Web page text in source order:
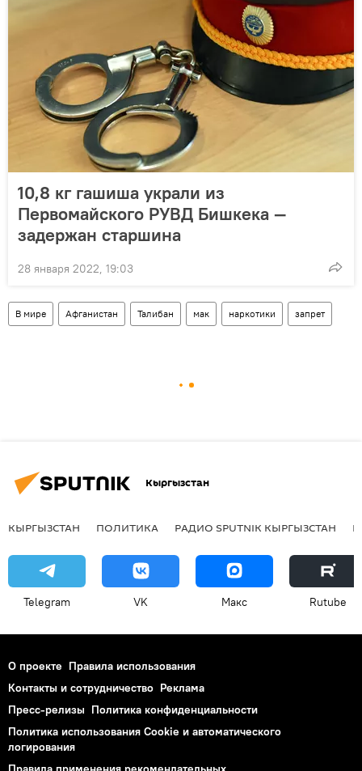
10,8 кг гашиша украли из
Первомайского РУВД Бишкека —
задержан старшина
28 января 2022, 19:03
В мире Афганистан Талибан мак наркотики запрет
Кыргызстан
КЫРГЫЗСТАН ПОЛИТИКА РАДИО SPUTNIK КЫРГЫЗСТАН
Telegram VK Макс Rutube
О проекте Правила использования
Контакты и сотрудничество Реклама
Пресс-релизы Политика конфиденциальности
Политика использования Cookie и автоматического
логирования